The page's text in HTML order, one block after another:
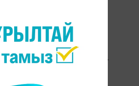
қосып, ваннаға түсуге
қоспалар ішуге болады.